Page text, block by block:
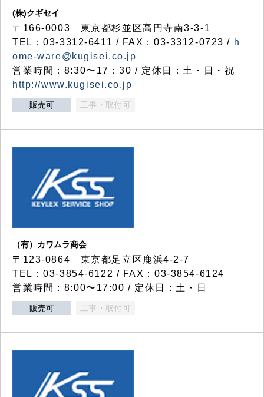
(株)クギセイ
〒166-0003 東京都杉並区高円寺南3-3-1
TEL：03-3312-6411 / FAX：03-3312-0723 / h
ome-ware@kugisei.co.jp
営業時間：8:30〜17：30 / 定休日：土・日・祝
http://www.kugisei.co.jp
販売可 工事・取付可
（有）カワムラ商会
〒123-0864 東京都足立区鹿浜4-2-7
TEL：03-3854-6122 / FAX：03-3854-6124
営業時間：8:00〜17:00 / 定休日：土・日
販売可 工事・取付可